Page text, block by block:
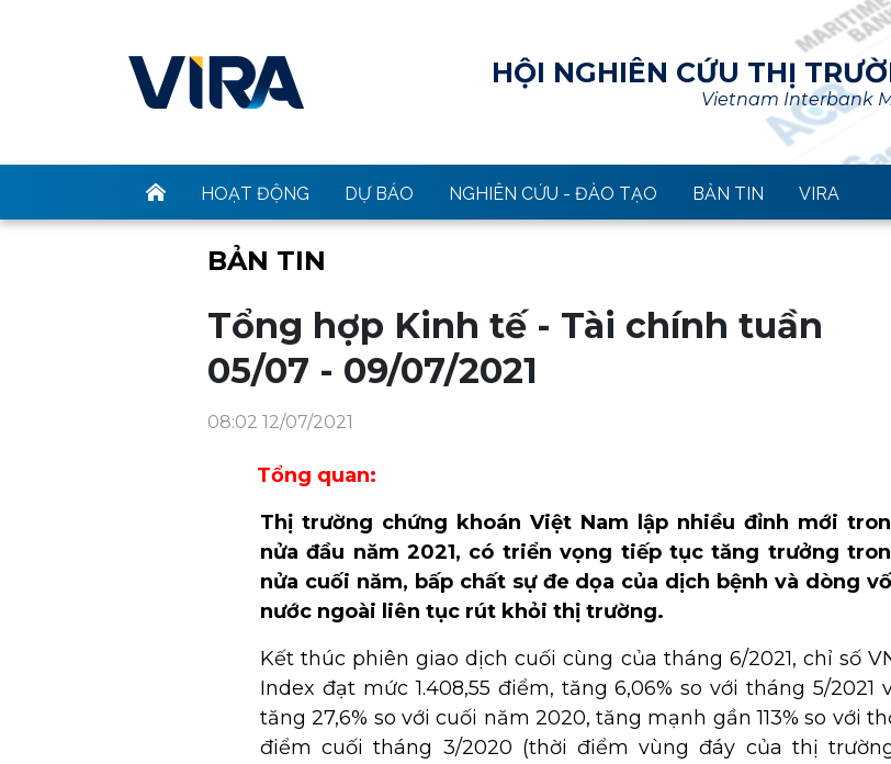
HỘI NGHIÊN CỨU THỊ
Vietnam Interbank
HOẠT ĐỘNG DỰ BÁO NGHIÊN CỨU - ĐÀO TẠO BẢN TIN VIRA
BẢN TIN
Tổng hợp Kinh tế - Tài chính tuần
05/07 - 09/07/2021
08:02 12/07/2021
Tổng quan:
Thị trường chứng khoán Việt Nam lập nhiều đỉnh mới
nửa đầu năm 2021, có triển vọng tiếp tục tăng trưởng
nửa cuối năm, bấp chất sự đe dọa của dịch bệnh và dòng
nước ngoài liên tục rút khỏi thị trường.
Kết thúc phiên giao dịch cuối cùng của tháng 6/2021, chỉ số
Index đạt mức 1.408,55 điểm, tăng 6,06% so với tháng 5/2021
tăng 27,6% so với cuối năm 2020, tăng mạnh gần 113% so với
điểm cuối tháng 3/2020 (thời điểm vùng đáy của thị